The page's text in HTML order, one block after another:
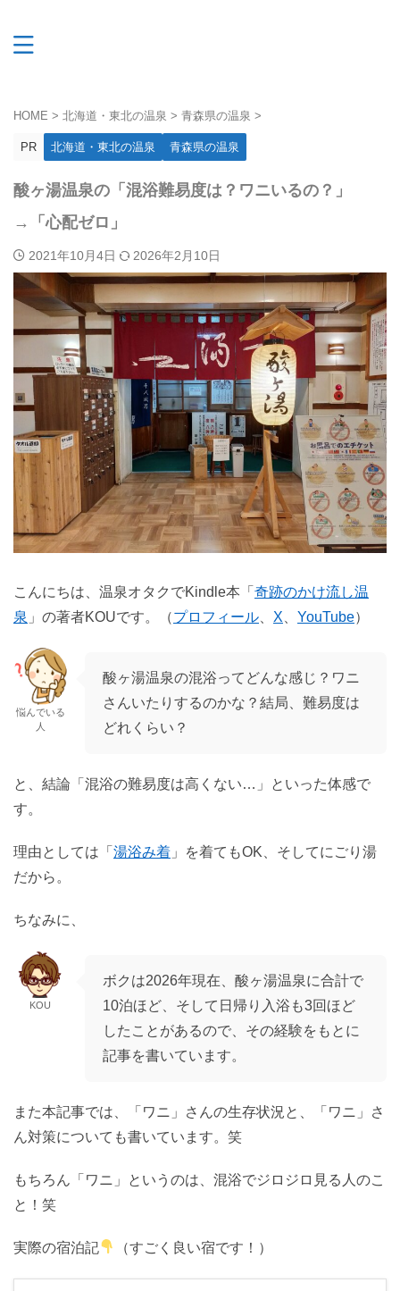
HOME > 北海道・東北の温泉 > 青森県の温泉 >
PR 北海道・東北の温泉 青森県の温泉
酸ヶ湯温泉の「混浴難易度は？ワニいるの？」
→「心配ゼロ」
2021年10月4日 2026年2月10日
こんにちは、温泉オタクでKindle本「 奇跡のかけ流し温
泉 」の著者KOUです。（プロフィール X YouTube）
悩んでいる
人
酸ヶ湯温泉の混浴ってどんな感じ？ワニ
さんいたりするのかな？結局、難易度は
どれくらい？
と、結論「混浴の難易度は高くない…」といった体感で
す。
理由としては「 湯浴み着 」を着てもOK、そしてにごり湯
だから。
ちなみに、
KOU
ボクは2026年現在、酸ヶ湯温泉に合計で
10泊ほど、そして日帰り入浴も3回ほど
したことがあるので、その経験をもとに
記事を書いています。
また本記事では、「ワニ」さんの生存状況と、「ワニ」さ
ん対策についても書いています。笑
もちろん「ワニ」というのは、混浴でジロジロ見る人のこ
と！笑
実際の宿泊記 （すごく良い宿です！）